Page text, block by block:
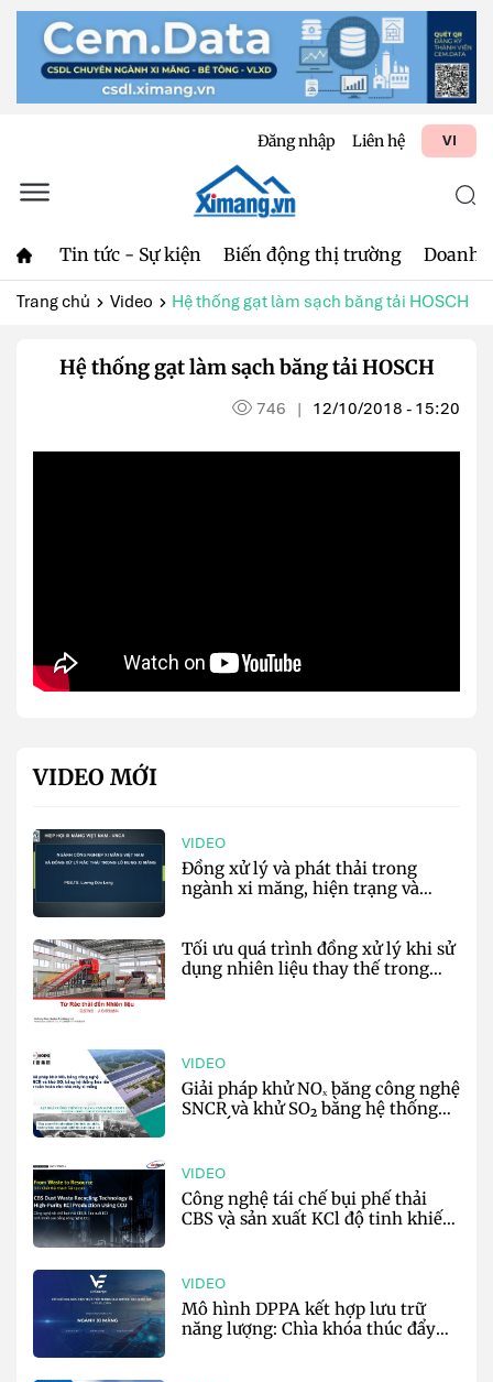
Đăng nhập Liên hệ VI
Tin tức - Sự kiện Biến động thị trường Doanh
Trang chủ Video Hệ thống gạt làm sạch băng tải HOSCH
Hệ thống gạt làm sạch băng tải HOSCH
746 | 12/10/2018 - 15:20
VIDEO MỚI
VIDEO
Đồng xử lý và phát thải trong
ngành xi măng, hiện trạng và
Tối ưu quá trình đồng xử lý khi sử
dụng nhiên liệu thay thế trong
VIDEO
Giải pháp khử NOₓ bằng công nghệ
SNCR và khử SO₂ bằng hệ thống
VIDEO
Công nghệ tái chế bụi phế thải
CBS và sản xuất KCl độ tinh khiết
VIDEO
Mô hình DPPA kết hợp lưu trữ
năng lượng: Chìa khóa thúc đẩy